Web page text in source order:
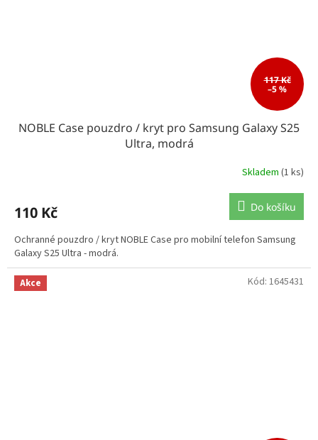
117 Kč
–5 %
NOBLE Case pouzdro / kryt pro Samsung Galaxy S25
Ultra, modrá
Skladem (1 ks)
110 Kč Do košíku
Ochranné pouzdro / kryt NOBLE Case pro mobilní telefon Samsung
Galaxy S25 Ultra - modrá.
Akce Kód: 1645431